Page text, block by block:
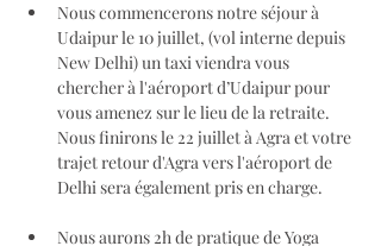
Nous commencerons notre séjour à
Udaipur le 10 juillet, (vol interne depuis
New Delhi) un taxi viendra vous
chercher à l'aéroport d’Udaipur pour
vous amenez sur le lieu de la retraite.
Nous finirons le 22 juillet à Agra et votre
trajet retour d'Agra vers l'aéroport de
Delhi sera également pris en charge.
Nous aurons 2h de pratique de Yoga